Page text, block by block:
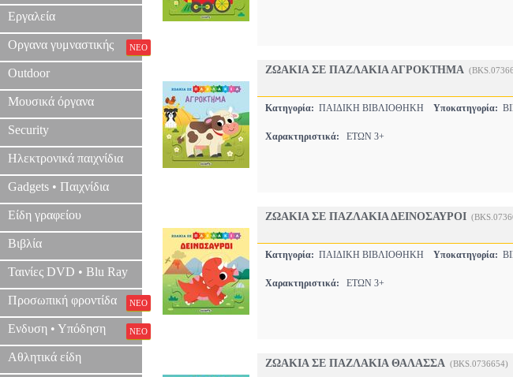
Εργαλεία
Οργανα γυμναστικής ΝΕΟ
Outdoor
Μουσικά όργανα
Security
Ηλεκτρονικά παιχνίδια
Gadgets • Παιχνίδια
Είδη γραφείου
Βιβλία
Ταινίες DVD • Blu Ray
Προσωπική φροντίδα ΝΕΟ
Ενδυση • Υπόδηση ΝΕΟ
Αθλητικά είδη
ΖΩΑΚΙΑ ΣΕ ΠΑΖΛΑΚΙΑ ΑΓΡΟΚΤΗΜΑ
Κατηγορία: ΠΑΙΔΙΚΗ ΒΙΒΛΙΟΘΗΚΗ Υποκατηγορία:
Χαρακτηριστικά: ΕΤΩΝ 3+
ΖΩΑΚΙΑ ΣΕ ΠΑΖΛΑΚΙΑ ΔΕΙΝΟΣΑΥΡΟΙ
Κατηγορία: ΠΑΙΔΙΚΗ ΒΙΒΛΙΟΘΗΚΗ Υποκατηγορία:
Χαρακτηριστικά: ΕΤΩΝ 3+
ΖΩΑΚΙΑ ΣΕ ΠΑΖΛΑΚΙΑ ΘΑΛΑΣΣΑ (BKS.0736654)